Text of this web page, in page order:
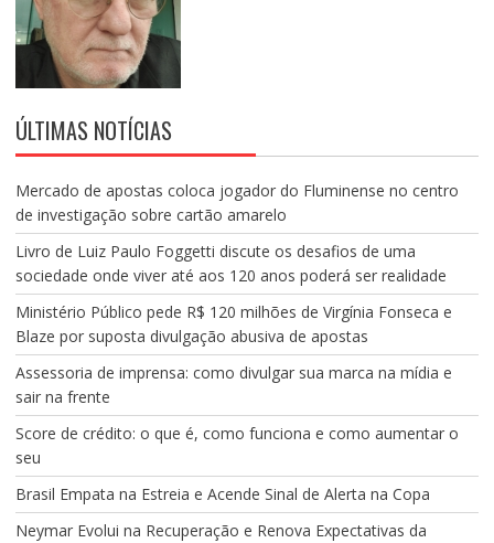
ÚLTIMAS NOTÍCIAS
Mercado de apostas coloca jogador do Fluminense no centro
de investigação sobre cartão amarelo
Livro de Luiz Paulo Foggetti discute os desafios de uma
sociedade onde viver até aos 120 anos poderá ser realidade
Ministério Público pede R$ 120 milhões de Virgínia Fonseca e
Blaze por suposta divulgação abusiva de apostas
Assessoria de imprensa: como divulgar sua marca na mídia e
sair na frente
Score de crédito: o que é, como funciona e como aumentar o
seu
Brasil Empata na Estreia e Acende Sinal de Alerta na Copa
Neymar Evolui na Recuperação e Renova Expectativas da